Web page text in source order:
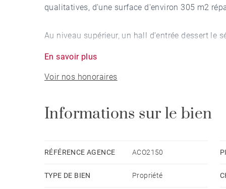
qualitatives, d'une surface d'environ 305 m2
Au niveau supérieur, un hall d'entrée dessert le
pouvant servir de bureau ou de bibliothèque.
salle de bains, un bureau ainsi qu'une autre
A l'étage inférieur, se trouvent deux grandes
salles de bains.
Une buanderie, une cave à vins et de nombreux
jardin. Terrain arboré de 5500 m2.
En savoir plus
Voir nos honoraires
Informations sur le bien
RÉFÉRENCE AGENCE ACO2150
TYPE DE BIEN Propriété